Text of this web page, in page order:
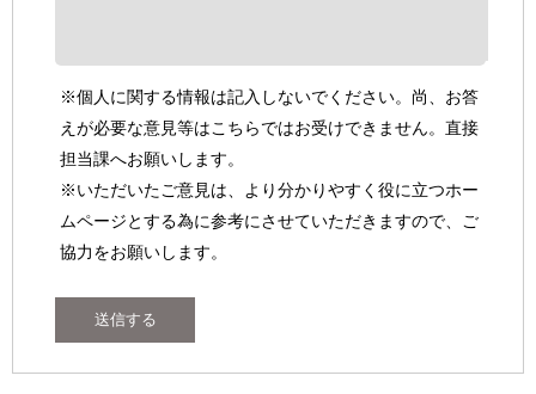
※個人に関する情報は記入しないでください。尚、お答
えが必要な意見等はこちらではお受けできません。直接
担当課へお願いします。
※いただいたご意見は、より分かりやすく役に立つホー
ムページとする為に参考にさせていただきますので、ご
協力をお願いします。